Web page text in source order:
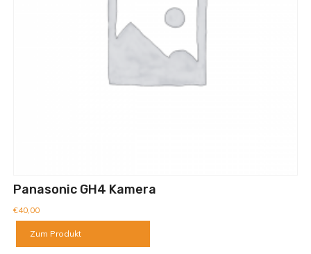
Panasonic GH4 Kamera
€40,00
Zum Produkt